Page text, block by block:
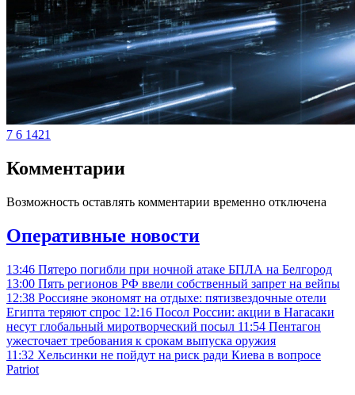
7 6 1421
Комментарии
Возможность оставлять комментарии временно отключена
Оперативные новости
13:46 Пятеро погибли при ночной атаке БПЛА на Белгород
13:00 Пять регионов РФ ввели собственный запрет на вейпы
12:38 Россияне экономят на отдыхе: пятизвездочные отели
Египта теряют спрос 12:16 Посол России: акции в Нагасаки
несут глобальный миротворческий посыл 11:54 Пентагон
ужесточает требования к срокам выпуска оружия
11:32 Хельсинки не пойдут на риск ради Киева в вопросе
Patriot